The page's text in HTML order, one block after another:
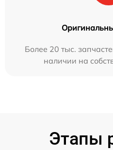
Более 20 тыс.
наличии на
Этапы